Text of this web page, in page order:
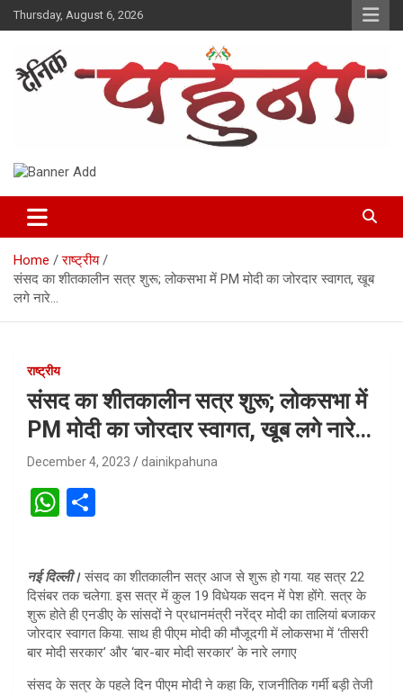
Skip
to
Thursday, August 6, 2026
Dainik Pahuna
Home
राष्ट्रीय
संसद का शीतकालीन सत्र शुरू; लोकसभा में PM मोदी का जोरदार स्वागत, खूब
लगे नारे…
राष्ट्रीय
संसद का शीतकालीन सत्र शुरू; लोकसभा में
PM मोदी का जोरदार स्वागत, खूब लगे नारे…
December 4, 2023 dainikpahuna
W
at
s
A
p
p
e
नई दिल्ली।संसद का शीतकालीन सत्र आज से शुरू हो गया. यह सत्र 22
दिसंबर तक चलेगा. इस सत्र में कुल 19 विधेयक सदन में पेश होंगे. सत्र के
शुरू होते ही एनडीए के सांसदों ने प्रधानमंत्री नरेंद्र मोदी का तालियां बजाकर
जोरदार स्वागत किया. साथ ही पीएम मोदी की मौजूदगी में लोकसभा में ‘तीसरी
बार मोदी सरकार’ और ‘बार-बार मोदी सरकार’ के नारे लगाए
संसद के सत्र के पहले दिन पीएम मोदी ने कहा कि, राजनीतिक गर्मी बड़ी तेजी